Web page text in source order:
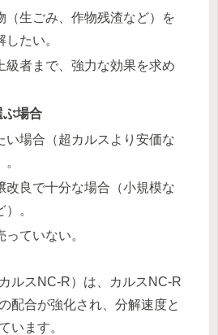
（生ごみ、作物残渣など）を
たい。
級者まで、強力な効果を求め
ぶ場合
い場合（超カルスより安価な
改良で十分な場合（小規模な
。
ていない。
ルスNC-R）は、カルスNC-R
配合が強化され、分解速度と
います。